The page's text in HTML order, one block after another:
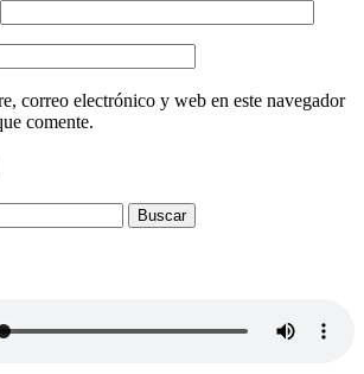
correo electrónico y web en este navegador
comente.